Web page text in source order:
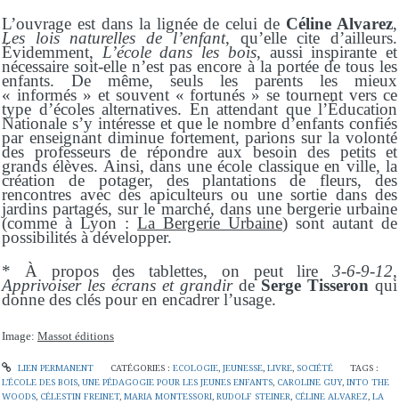
L’ouvrage est dans la lignée de celui de Céline Alvarez,
Les lois naturelles de l’enfant, qu’elle cite d’ailleurs.
Évidemment, L’école dans les bois, aussi inspirante et
nécessaire soit-elle n’est pas encore à la portée de tous les
enfants. De même, seuls les parents les mieux
« informés » et souvent « fortunés » se tournent vers ce
type d’écoles alternatives. En attendant que l’Éducation
Nationale s’y intéresse et que le nombre d’enfants confiés
par enseignant diminue fortement, parions sur la volonté
des professeurs de répondre aux besoin des petits et
grands élèves. Ainsi, dans une école classique en ville, la
création de potager, des plantations de fleurs, des
rencontres avec des apiculteurs ou une sortie dans des
jardins partagés, sur le marché, dans une bergerie urbaine
(comme à Lyon : La Bergerie Urbaine) sont autant de
possibilités à développer.
* À propos des tablettes, on peut lire 3-6-9-12,
Apprivoiser les écrans et grandir deSerge Tisseron qui
donne des clés pour en encadrer l’usage.
Image: Massot éditions
LIEN PERMANENT CATÉGORIES : ECOLOGIE, JEUNESSE, LIVRE, SOCIÉTÉ
TAGS :
L’ÉCOLE DES BOIS, UNE PÉDAGOGIE POUR LES JEUNES ENFANTS, CAROLINE GUY, INTO THE
WOODS, CÉLESTIN FREINET, MARIA MONTESSORI, RUDOLF STEINER, CÉLINE ALVAREZ, LA